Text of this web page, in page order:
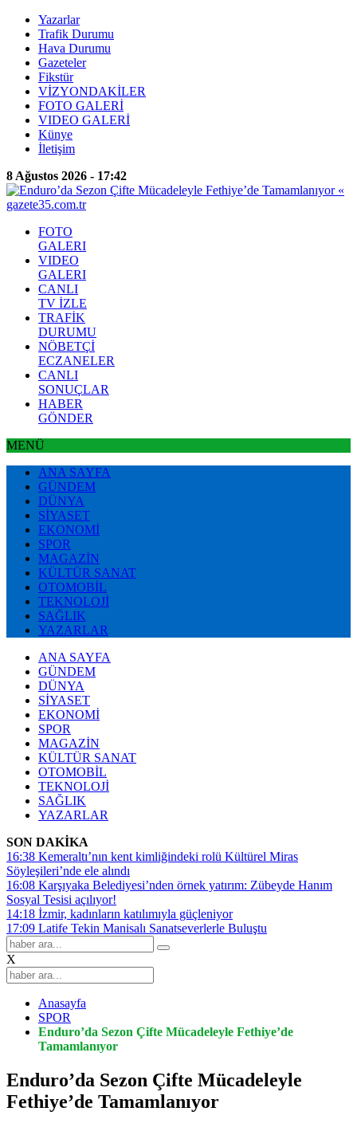
Yazarlar
Trafik Durumu
Hava Durumu
Gazeteler
Fikstür
VİZYONDAKİLER
FOTO GALERİ
VIDEO GALERİ
Künye
İletişim
8 Ağustos 2026 - 17:42
FOTO
GALERI
VIDEO
GALERI
CANLI
TV İZLE
TRAFİK
DURUMU
NÖBETÇİ
ECZANELER
CANLI
SONUÇLAR
HABER
GÖNDER
MENÜ
ANA SAYFA
GÜNDEM
DÜNYA
SİYASET
EKONOMİ
SPOR
MAGAZİN
KÜLTÜR SANAT
OTOMOBİL
TEKNOLOJİ
SAĞLIK
YAZARLAR
ANA SAYFA
GÜNDEM
DÜNYA
SİYASET
EKONOMİ
SPOR
MAGAZİN
KÜLTÜR SANAT
OTOMOBİL
TEKNOLOJİ
SAĞLIK
YAZARLAR
SON DAKİKA
16:38 Kemeraltı’nın kent kimliğindeki rolü Kültürel Miras
Söyleşileri’nde ele alındı
16:08 Karşıyaka Belediyesi’nden örnek yatırım: Zübeyde Hanım
Sosyal Tesisi açılıyor!
14:18 İzmir, kadınların katılımıyla güçleniyor
17:09 Latife Tekin Manisalı Sanatseverlerle Buluştu
X
Anasayfa
SPOR
Enduro’da Sezon Çifte Mücadeleyle Fethiye’de
Tamamlanıyor
Enduro’da Sezon Çifte Mücadeleyle
Fethiye’de Tamamlanıyor